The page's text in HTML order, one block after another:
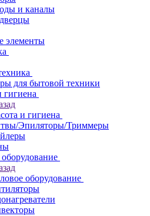
и каналы
элементы
для бытовой техники
гигиена
и гигиена
Эпиляторы/Триммеры
оборудование